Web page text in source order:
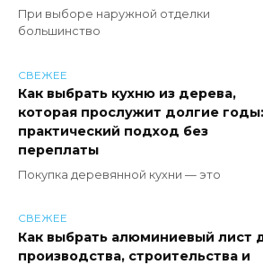
При выборе наружной отделки
большинство
СВЕЖЕЕ
Как выбрать кухню из дерева,
которая прослужит долгие годы:
практический подход без
переплаты
Покупка деревянной кухни — это
СВЕЖЕЕ
Как выбрать алюминиевый лист
производства, строительства и